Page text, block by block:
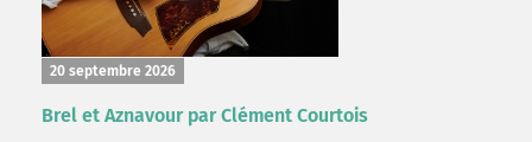
20 septembre 2026
Brel et Aznavour par Clément Courtois